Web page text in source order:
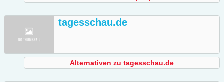
tagesschau.de
Alternativen zu tagesschau.de